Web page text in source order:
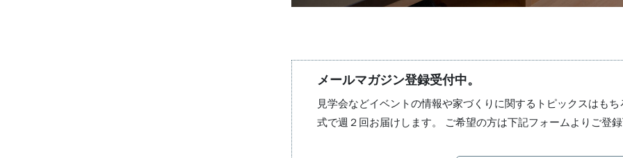
メールマガジン登録受付中。
見学会などイベントの情報や家づくりに関するトピックスはも
式で週２回お届けします。 ご希望の方は下記フォームよりご登録